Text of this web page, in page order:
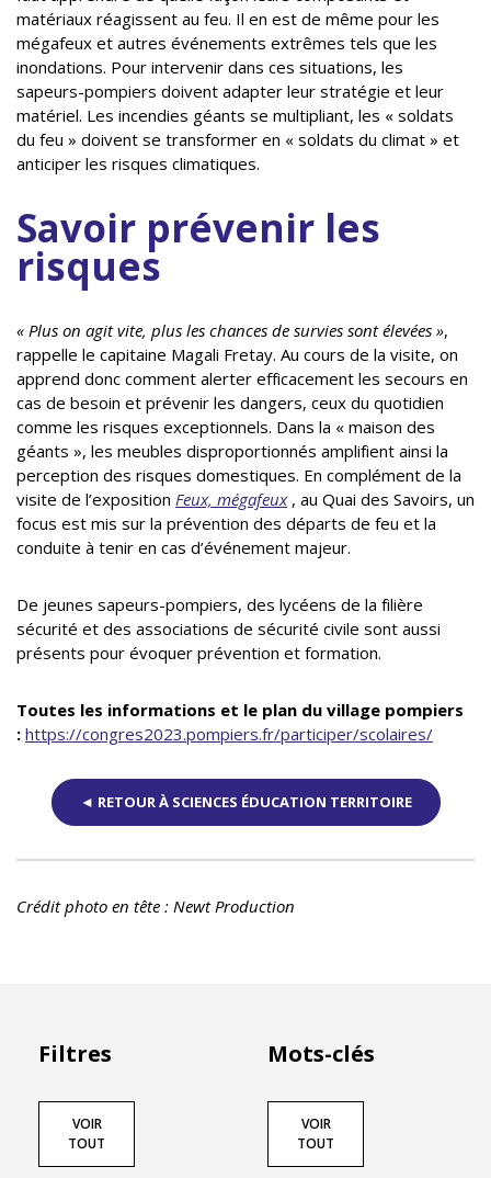
matériaux réagissent au feu. Il en est de même pour les
mégafeux et autres événements extrêmes tels que les
inondations. Pour intervenir dans ces situations, les
sapeurs-pompiers doivent adapter leur stratégie et leur
matériel. Les incendies géants se multipliant, les « soldats
du feu » doivent se transformer en « soldats du climat » et
anticiper les risques climatiques.
Savoir prévenir les
risques
« Plus on agit vite, plus les chances de survies sont élevées »,
rappelle le capitaine Magali Fretay. Au cours de la visite, on
apprend donc comment alerter efficacement les secours en
cas de besoin et prévenir les dangers, ceux du quotidien
comme les risques exceptionnels. Dans la « maison des
géants », les meubles disproportionnés amplifient ainsi la
perception des risques domestiques. En complément de la
visite de l’exposition Feux, mégafeux, au Quai des Savoirs, un
focus est mis sur la prévention des départs de feu et la
conduite à tenir en cas d’événement majeur.
De jeunes sapeurs-pompiers, des lycéens de la filière
sécurité et des associations de sécurité civile sont aussi
présents pour évoquer prévention et formation.
Toutes les informations et le plan du village pompiers
: https://congres2023.pompiers.fr/participer/scolaires/
◄ RETOUR À SCIENCES ÉDUCATION TERRITOIRE
Crédit photo en tête : Newt Production
Filtres
VOIR
TOUT
Mots-clés
VOIR
TOUT